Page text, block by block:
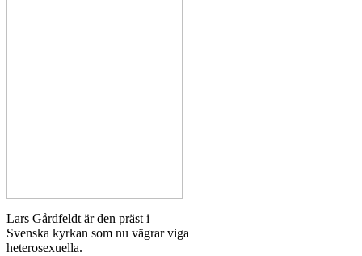
Lars Gårdfeldt är den präst i
Svenska kyrkan som nu vägrar viga
heterosexuella.